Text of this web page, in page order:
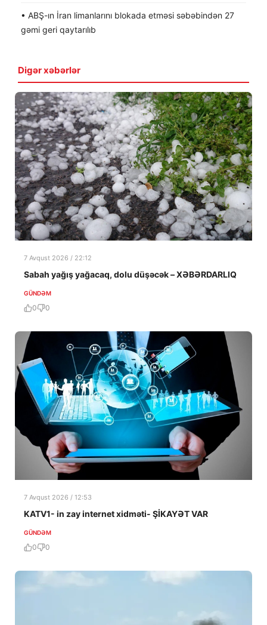
• ABŞ-ın İran limanlarını blokada etməsi səbəbindən 27
gəmi geri qaytarılıb
Digər xəbərlər
7 Avqust 2026 / 22:12
Sabah yağış yağacaq, dolu düşəcək – XƏBƏRDARLIQ
GÜNDƏM
0 0
7 Avqust 2026 / 12:53
KATV1- in zay internet xidməti- ŞİKAYƏT VAR
GÜNDƏM
0 0